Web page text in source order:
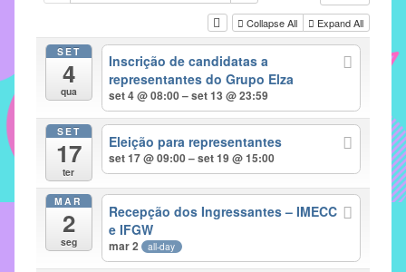
IMECC
como
atribuição
implementar
mecanismos
proporcionem
Collapse All Expand All
SET
4
qua
Inscrição de candidatas a
representantes do Grupo Elza
set 4 @ 08:00 – set 13 @ 23:59
SET
17
ter
Eleição para representantes
set 17 @ 09:00 – set 19 @ 15:00
MAR
2
seg
Recepção dos Ingressantes – IMECC
e IFGW
mar 2 all-day